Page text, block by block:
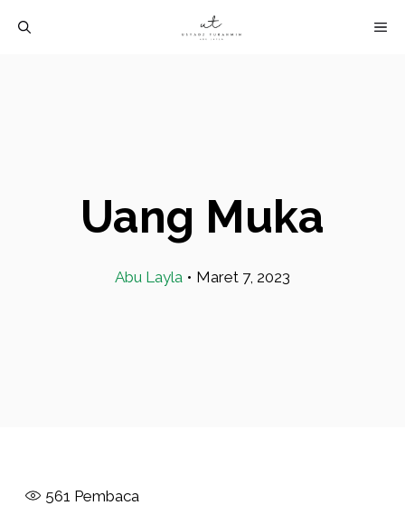
Uang Muka
Abu Layla • Maret 7, 2023
561 Pembaca